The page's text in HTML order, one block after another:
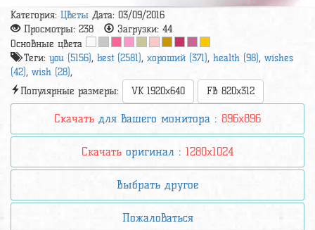
Категория: Цветы Дата: 03/09/2016
Просмотры: 238 Загрузки: 44
Основные цвета
Теги: you (5156), best (2581), хороший (371), health (98), wishes
(42), wish (28),
Популярные размеры:
VK 1920x640 FB 820x312
Скачать для вашего монитора : 896x896
Скачать оригинал : 1280x1024
Выбрать другое
Пожаловаться